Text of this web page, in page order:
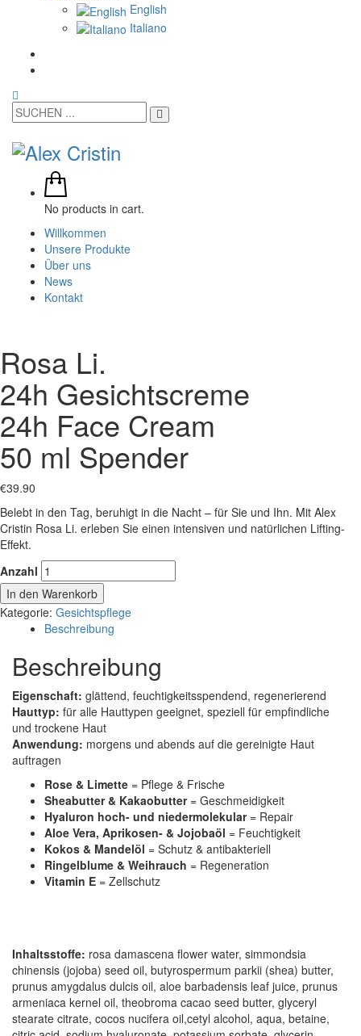
English
Italiano
No products in cart.
Willkommen
Unsere Produkte
Über uns
News
Kontakt
Rosa Li.
24h Gesichtscreme
24h Face Cream
50 ml Spender
€39.90
Belebt in den Tag, beruhigt in die Nacht – für Sie und Ihn. Mit Alex
Cristin Rosa Li. erleben Sie einen intensiven und natürlichen Lifting-
Effekt.
Anzahl
In den Warenkorb
Kategorie: Gesichtspflege
Beschreibung
Beschreibung
Eigenschaft: glättend, feuchtigkeitsspendend, regenerierend
Hauttyp: für alle Hauttypen geeignet, speziell für empfindliche
und trockene Haut
Anwendung: morgens und abends auf die gereinigte Haut
auftragen
Rose & Limette = Pflege & Frische
Sheabutter & Kakaobutter= Geschmeidigkeit
Hyaluron hoch- und niedermolekular= Repair
Aloe Vera, Aprikosen- & Jojobaöl = Feuchtigkeit
Kokos & Mandelöl = Schutz & antibakteriell
Ringelblume & Weihrauch = Regeneration
Vitamin E = Zellschutz
Inhaltsstoffe: rosa damascena flower water, simmondsia
chinensis (jojoba) seed oil, butyrospermum parkii (shea) butter,
prunus amygdalus dulcis oil, aloe barbadensis leaf juice, prunus
armeniaca kernel oil, theobroma cacao seed butter, glyceryl
stearate citrate, cocos nucifera oil,cetyl alcohol, aqua, betaine,